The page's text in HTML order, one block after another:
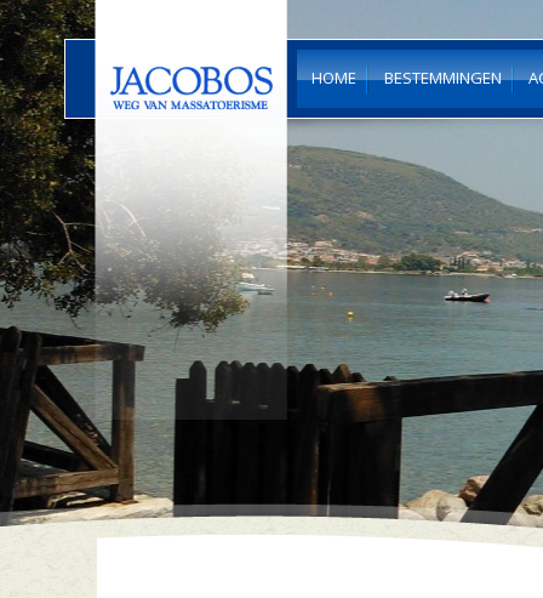
HOME BESTEMMINGEN